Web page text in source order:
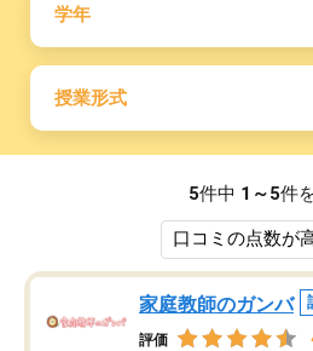
学年
授業形式
5件中 1～5件
家庭教師のガンバ
評価